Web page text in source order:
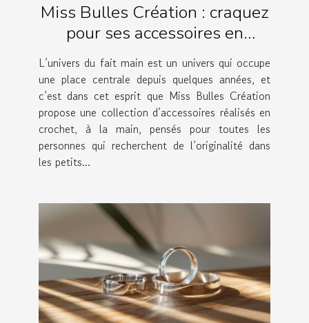
Miss Bulles Création : craquez
pour ses accessoires en
crochet artisanaux !
L’univers du fait main est un univers qui occupe
une place centrale depuis quelques années, et
c’est dans cet esprit que Miss Bulles Création
propose une collection d’accessoires réalisés en
crochet, à la main, pensés pour toutes les
personnes qui recherchent de l’originalité dans
les petits...